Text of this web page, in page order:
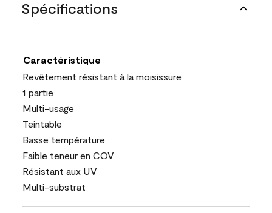
Spécifications
Caractéristique
Revêtement résistant à la moisissure
1 partie
Multi-usage
Teintable
Basse température
Faible teneur en COV
Résistant aux UV
Multi-substrat